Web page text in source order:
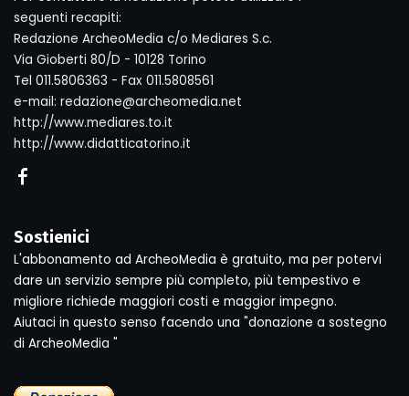
seguenti recapiti:
Redazione ArcheoMedia c/o Mediares S.c.
Via Gioberti 80/D - 10128 Torino
Tel 011.5806363 - Fax 011.5808561
e-mail: redazione@archeomedia.net
http://www.mediares.to.it
http://www.didatticatorino.it
Sostienici
L'abbonamento ad ArcheoMedia è gratuito, ma per potervi
dare un servizio sempre più completo, più tempestivo e
migliore richiede maggiori costi e maggior impegno.
Aiutaci in questo senso facendo una "donazione a sostegno
di ArcheoMedia "